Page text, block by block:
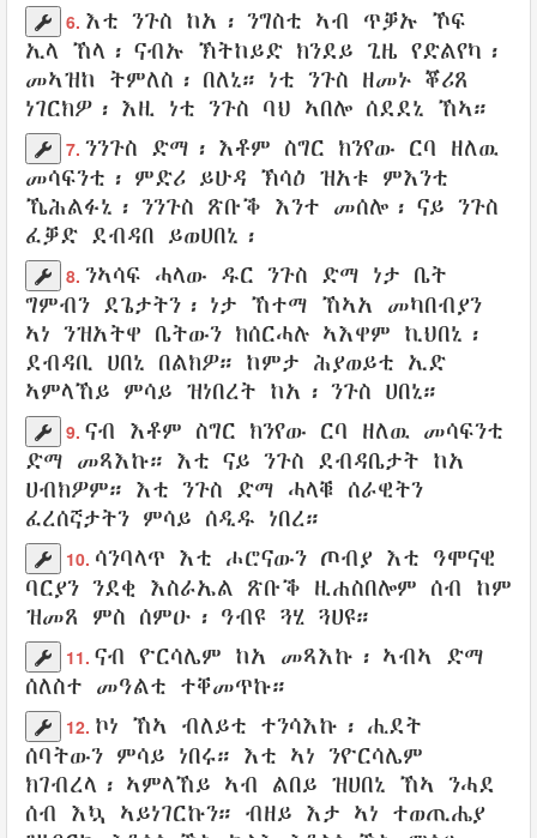
6. እቲ ንጉስ ከአ፡ ንግስቲ ኣብ ጥቓኡ ኾፍ
ኢላ ኸላ፡ ናብኡ ኽትከይድ ክንደይ ጊዜ የድልየካ ፡
መኣዝከ ትምለስ ፡ በለኒ። ነቲ ንጉስ ዘመኑ ቖሪጸ
ነገርክዎ፡ እዚ ነቲ ንጉስ ባህ ኣበሎ ሰደደኒ ኸኣ።
7. ንንጉስ ድማ፡ እቶም ስግር ክንየው ርባ ዘለዉ
መሳፍንቲ ፡ ምድሪ ይሁዳ ኽሳዕ ዝአቱ ምእንቲ
ኼሕልፉኒ ፡ ንንጉስ ጽቡቕ እንተ መሰሎ ፡ ናይ ንጉስ
ፈቓድ ደብዳበ ይወሀበኒ ፡
8. ንኣሳፍ ሓላው ዱር ንጉስ ድማ ነታ ቤት
ግምብን ደጌታትን ፡ ነታ ኸተማ ኸኣአ መካበብያን
ኣነ ንዝአትዋ ቤትውን ክሰርሓሉ ኣእዋም ኪህበኒ ፡
ደብዳቢ ሀበኒ በልክዎ። ከምታ ሕያወይቲ ኢድ
ኣምላኸይ ምሳይ ዝነበረት ከአ፡ ንጉስ ሀበኒ።
9. ናብ እቶም ስግር ክንየው ርባ ዘለዉ መሳፍንቲ
ድማ መጻእኩ። እቲ ናይ ንጉስ ደብዳቤታት ከአ
ሀብክዎም። እቲ ንጉስ ድማ ሓላቑ ሰራዊትን
ፈረሰኛታትን ምሳይ ሰዲዱ ነበረ።
10. ሳንባላጥ እቲ ሖሮናውን ጦብያ እቲ ዓሞናዊ
ባርያን ንደቂ እስራኤል ጽቡቕ ዚሐስበሎም ሰብ
ከም
ዝመጸ ምስ ሰምዑ ፡ ዓብዩ ጓሂ ጓሀዩ።
11. ናብ ዮርሳሌም ከአ መጻእኩ ፡ ኣብኣ ድማ
ሰለስተ መዓልቲ ተቐመጥኩ።
12. ኮነ ኸኣ ብለይቲ ተንሳእኩ ፡ ሒደት
ሰባትውን ምሳይ ነበሩ። እቲ ኣነ ንዮርሳሌም
ክገብረላ ፡ ኣምላኸይ ኣብ ልበይ ዝሀበኒ ኸኣ ንሓደ
ሰብ እኳ ኣይነገርኩን። ብዘይ እታ ኣነ ተወጢሔያ